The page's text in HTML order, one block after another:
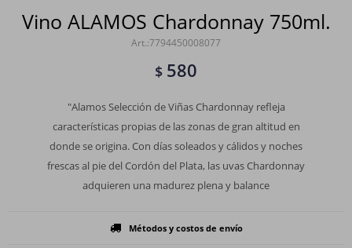
Vino ALAMOS Chardonnay 750ml.
7794450008077
$ 580
"Alamos Selección de Viñas Chardonnay refleja
características propias de las zonas de gran altitud en
donde se origina. Con días soleados y cálidos y noches
frescas al pie del Cordón del Plata, las uvas Chardonnay
adquieren una madurez plena y balance
Métodos y costos de envío